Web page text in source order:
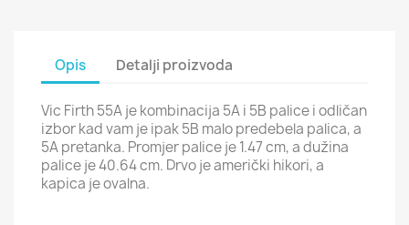
Opis Detalji proizvoda
Vic Firth 55A je kombinacija 5A i 5B palice i odličan
izbor kad vam je ipak 5B malo predebela palica, a
5A pretanka. Promjer palice je 1.47 cm, a dužina
palice je 40.64 cm. Drvo je američki hikori, a
kapica je ovalna.